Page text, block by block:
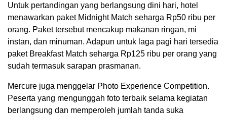
Untuk pertandingan yang berlangsung dini hari, hotel
menawarkan paket Midnight Match seharga Rp50 ribu per
orang. Paket tersebut mencakup makanan ringan, mi
instan, dan minuman. Adapun untuk laga pagi hari tersedia
paket Breakfast Match seharga Rp125 ribu per orang yang
sudah termasuk sarapan prasmanan.
Mercure juga menggelar Photo Experience Competition.
Peserta yang mengunggah foto terbaik selama kegiatan
berlangsung dan memperoleh jumlah tanda suka